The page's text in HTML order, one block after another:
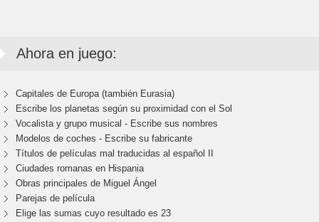
Ahora en juego:
Capitales de Europa (también Eurasia)
Escribe los planetas según su proximidad con el Sol
Vocalista y grupo musical - Escribe sus nombres
Modelos de coches - Escribe su fabricante
Títulos de películas mal traducidas al español II
Ciudades romanas en Hispania
Obras principales de Miguel Ángel
Parejas de película
Elige las sumas cuyo resultado es 23